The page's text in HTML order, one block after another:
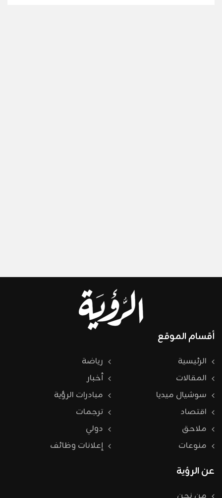
أقسام الموقع
الرئيسية
رياضة
المقالات
أخبار
سوشيال ميديا
مبادرات الرؤية
اقتصاد
ترجمات
ملاحق
دولي
منوعات
إعلانات وظائف
عن الرؤية